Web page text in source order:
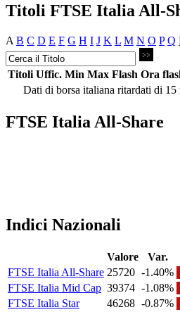
Titoli FTSE Italia All-
A B C D E F G H I J K L M N O P Q
Titoli Uffic. Min Max Flash Ora
Dati di borsa italiana ritardati di 15
FTSE Italia All-Share
Indici Nazionali
Valore
Var.
FTSE Italia All-Share 25720 -1.40%
FTSE Italia Mid Cap 39374 -1.08%
FTSE Italia Star
46268 -0.87%